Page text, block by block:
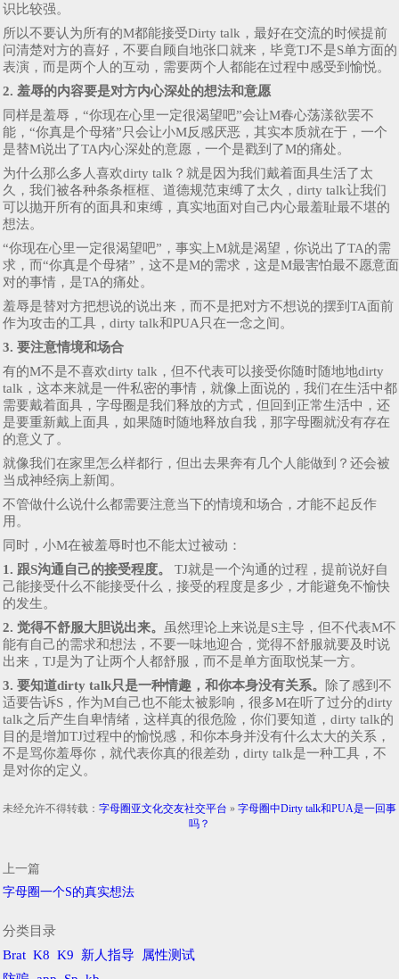
识比较强。
所以不要认为所有的M都能接受Dirty talk，最好在交流的时候提前
问清楚对方的喜好，不要自顾自地张口就来，毕竟TJ不是S单方面的
表演，而是两个人的互动，需要两个人都能在过程中感受到愉悦。
2. 羞辱的内容要是对方内心深处的想法和意愿
同样是羞辱，“你现在心里一定很渴望吧”会让M春心荡漾欲罢不
能，“你真是个母猪”只会让小M反感厌恶，其实本质就在于，一个
是替M说出了TA内心深处的意愿，一个是戳到了M的痛处。
为什么那么多人喜欢dirty talk？就是因为我们戴着面具生活了太
久，我们被各种条条框框、道德规范束缚了太久，dirty talk让我们
可以抛开所有的面具和束缚，真实地面对自己内心最羞耻最不堪的
想法。
“你现在心里一定很渴望吧”，事实上M就是渴望，你说出了TA的需
求，而“你真是个母猪”，这不是M的需求，这是M最害怕最不愿意面
对的事情，是TA的痛处。
羞辱是替对方把想说的说出来，而不是把对方不想说的摆到TA面前
作为攻击的工具，dirty talk和PUA只在一念之间。
3. 要注意情境和场合
有的M不是不喜欢dirty talk，但不代表可以接受你随时随地地dirty
talk，这本来就是一件私密的事情，就像上面说的，我们在生活中都
需要戴着面具，字母圈是我们释放的方式，但回到正常生活中，还
是要重新戴上面具，如果随时随地释放自我，那字母圈就没有存在
的意义了。
就像我们在家里怎么样都行，但出去果奔有几个人能做到？还会被
当成神经病上新闻。
不管做什么说什么都需要注意当下的情境和场合，才能不起反作
用。
同时，小M在被羞辱时也不能太过被动：
1. 跟S沟通自己的接受程度。
TJ就是一个沟通的过程，提前说好自
己能接受什么不能接受什么，接受的程度是多少，才能避免不愉快
的发生。
2. 觉得不舒服大胆说出来。
虽然理论上来说是S主导，但不代表M不
能有自己的需求和想法，不要一味地迎合，觉得不舒服就要及时说
出来，TJ是为了让两个人都舒服，而不是单方面取悦某一方。
3. 要知道dirty talk只是一种情趣，和你本身没有关系。
除了感到不
适要告诉S，作为M自己也不能太被影响，很多M在听了过分的dirty
talk之后产生自卑情绪，这样真的很危险，你们要知道，dirty talk的
目的是增加TJ过程中的愉悦感，和你本身并没有什么太大的关系，
不是骂你羞辱你，就代表你真的很差劲，dirty talk是一种工具，不
是对你的定义。
未经允许不得转载： 字母圈亚文化交友社交平台 » 字母圈中Dirty talk和PUA是一回事
吗？
上一篇
字母圈一个S的真实想法
分类目录
Brat K8 K9 新人指导
属性测试